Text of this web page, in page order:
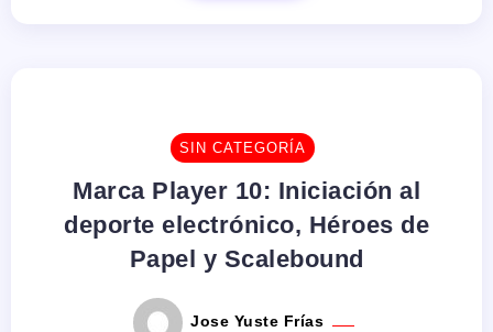
SIN CATEGORÍA
Marca Player 10: Iniciación al
deporte electrónico, Héroes de
Papel y Scalebound
Jose Yuste Frías